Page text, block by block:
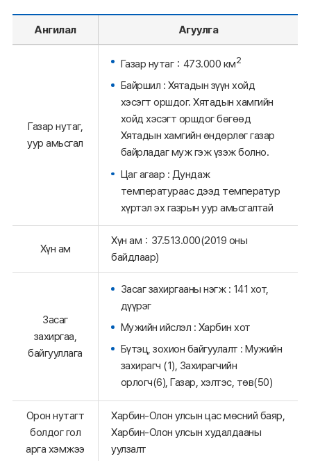
Ангилал Агуулга
Газар нутаг,
уур амьсгал
Газар нутаг：473.000 км2
Байршил : Хятадын зүүн хойд
хэсэгт оршдог. Хятадын хамгийн
хойд хэсэгт оршдог бөгөөд
Хятадын хамгийн өндөрлөг газар
байрладаг муж гэж үзэж болно.
Цаг агаар : Дундаж
температураас дээд температур
хүртэл эх газрын уур амьсгалтай
Хүн ам
Хүн ам：37.513.000(2019 оны
байдлаар)
Засаг
захиргаа,
байгууллага
Засаг захиргааны нэгж : 141 хот,
дүүрэг
Мужийн ийслэл : Харбин хот
Бүтэц, зохион байгуулалт : Мужийн
захирагч (1), Захирагчийн
орлогч(6), Газар, хэлтэс, төв(50)
Орон нутагт
болдог гол
арга хэмжээ
Харбин-Олон улсын цас мөсний баяр,
Харбин-Олон улсын худалдааны
уулзалт